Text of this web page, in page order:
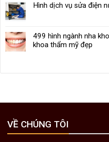
Hình dịch vụ sửa điện
499 hình ngành nha
khoa thẩm mỹ đẹp
VỀ CHÚNG TÔI